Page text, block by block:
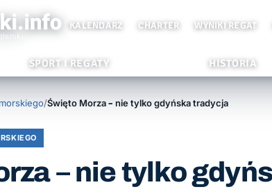
KALENDARZ CHARTER WYNIKI REGAT
SPORT I REGATY HISTORIA
/Święto Morza – nie tylko gdyńska tradycja
– nie tylko